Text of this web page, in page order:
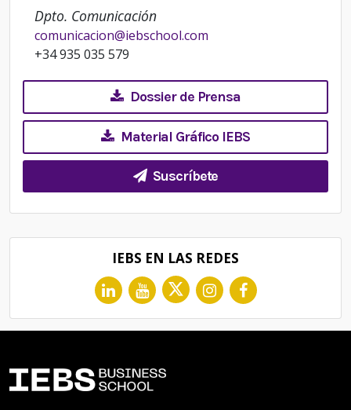
Dpto. Comunicación
comunicacion@iebschool.com
+34 935 035 579
Dossier de Prensa
Material Gráfico IEBS
Suscríbete
IEBS EN LAS REDES